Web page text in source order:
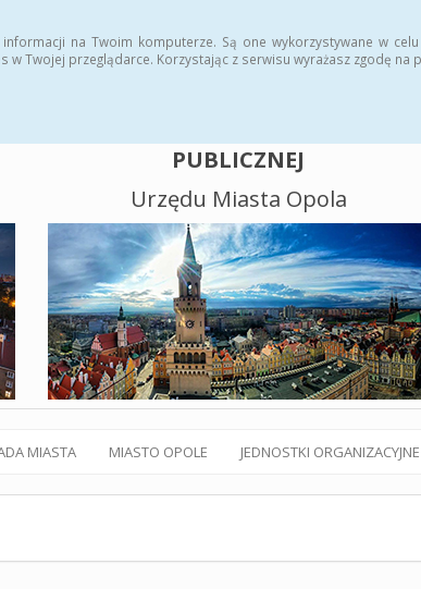
na Twoim komputerze. Są one wykorzystywane w
Twojej przeglądarce. Korzystając z serwisu wyrażasz zgodę na
PUBLICZNEJ
Urzędu Miasta Opola
MIASTA MIASTO OPOLE JEDNOSTKI ORGANIZACYJNE